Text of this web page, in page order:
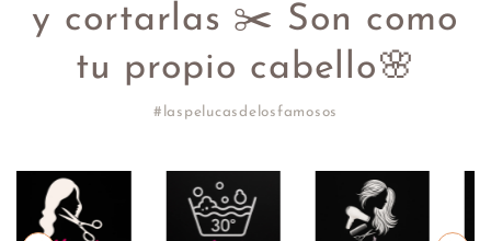
y cortarlas ✂️ Son como
tu propio cabello🌸
#laspelucasdelosfamosos